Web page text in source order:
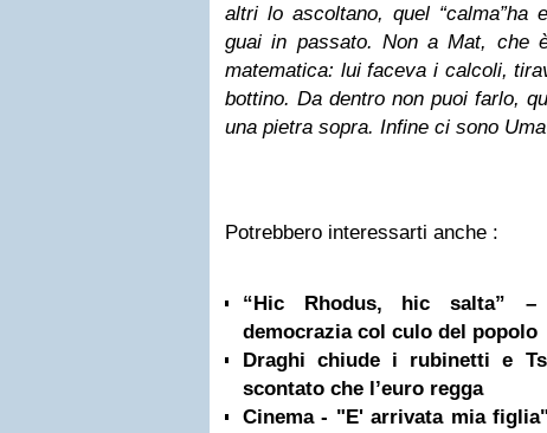
altri lo ascoltano, quel
guai in passato. Non a Mat, che
matematica: lui faceva i calcoli,
bottino. Da dentro non puoi farlo,
una pietra sopra. Infine ci sono
Potrebbero interessarti anche :
“Hic Rhodus, hic salta”
democrazia col culo del popolo
Draghi chiude i rubinetti e
scontato che l’euro regga
Cinema - "E' arrivata mia